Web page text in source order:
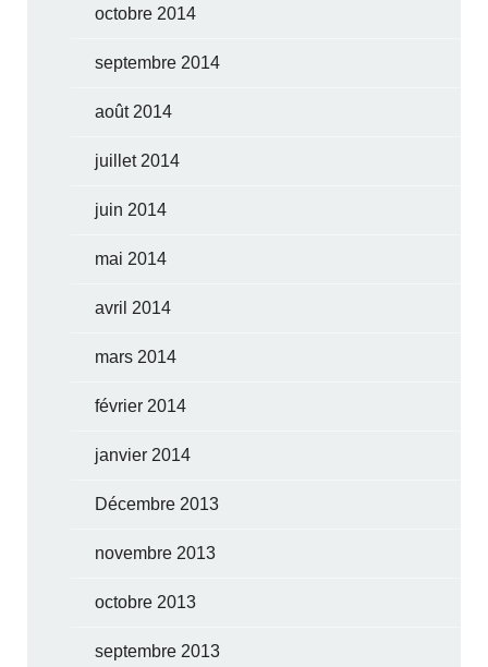
octobre 2014
septembre 2014
août 2014
juillet 2014
juin 2014
mai 2014
avril 2014
mars 2014
février 2014
janvier 2014
Décembre 2013
novembre 2013
octobre 2013
septembre 2013